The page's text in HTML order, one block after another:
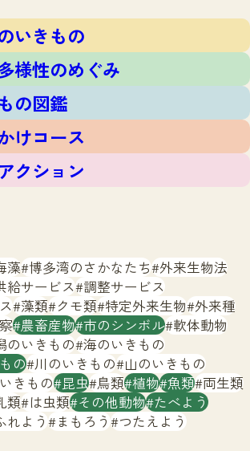
小 中 大
きもの
性のめぐみ
図鑑
コース
ション
調査隊
ート
ートTOP
いきものマップ
ング
グTOP
込みフォーム
くおかウェブセンターとは
サイトマップ
いきもの
様性のめぐみ
の図鑑
けコース
クション
藻 博多湾のさかなたち 外来生物法
給サービス 調整サービス
藻類 クモ類 特定外来生物 外来種
農畜産物 市のシンボル 軟体動物
のいきもの 海のいきもの
の 川のいきもの 山のいきもの
きもの 昆虫 鳥類 植物 魚類 両生類
類 は虫類 その他動物 たべよう
れよう まもろう つたえよう